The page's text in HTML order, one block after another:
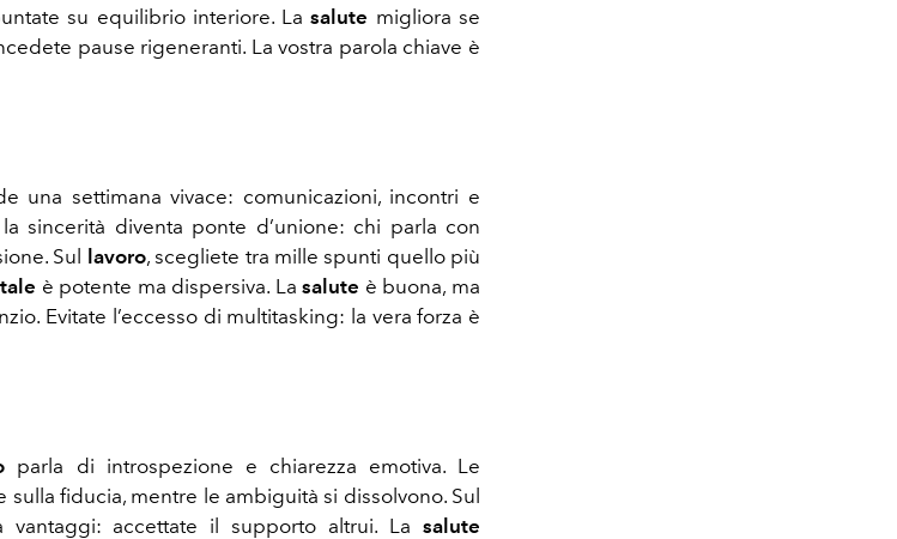
su equilibrio interiore. Lasalute migliora se
pause rigeneranti. La vostra parola chiave è
una settimana vivace: comunicazioni, incontri e
sincerità diventa ponte d’unione: chi parla con
Sul lavoro, scegliete tra mille spunti quello più
è potente ma dispersiva. Lasalute è buona, ma
Evitate l’eccesso di multitasking: la vera forza è
parla di introspezione e chiarezza emotiva. Le
sulla fiducia, mentre le ambiguità si dissolvono. Sul
vantaggi: accettate il supporto altrui. La salute